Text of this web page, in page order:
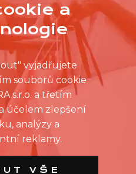
a
vyjadřujete
souborů cookie
s.r.o. a třetím
účelem zlepšení
analýzy a
reklamy.
VŠE